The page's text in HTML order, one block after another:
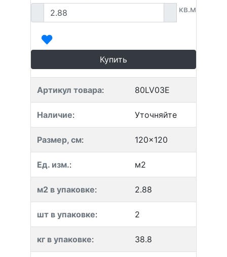
кв.м
Купить
Артикул товара: 80LV03E
Наличие: Уточняйте
Размер, см: 120x120
Ед. изм.: м2
м2 в упаковке: 2.88
шт в упаковке: 2
кг в упаковке: 38.8